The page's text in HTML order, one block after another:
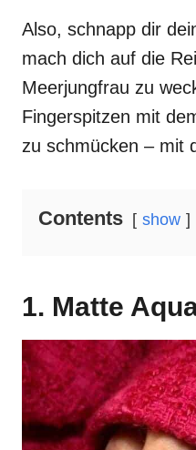
Also, schnapp dir
mach dich auf die
Meerjungfrau zu
Fingerspitzen mit
zu schmücken – mit
Contents show
1. Matte